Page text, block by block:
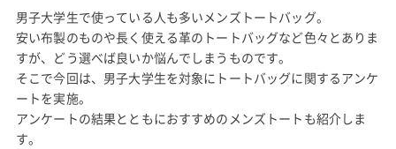
男子大学生で使っている人も多いメンズトートバッグ。
安い布製のものや長く使える革のトートバッグなど色々とありま
すが、どう選べば良いか悩んでしまうものです。
そこで今回は、男子大学生を対象にトートバッグに関するアンケ
ートを実施。
アンケートの結果とともにおすすめのメンズトートも紹介しま
す。